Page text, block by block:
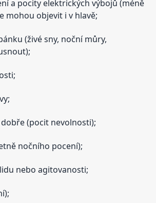
a pocity elektrických výbojů (méně
mohou objevit i v hlavě;
(živé sny, noční můry,
(pocit nevolnosti);
nočního pocení);
nebo agitovanosti;